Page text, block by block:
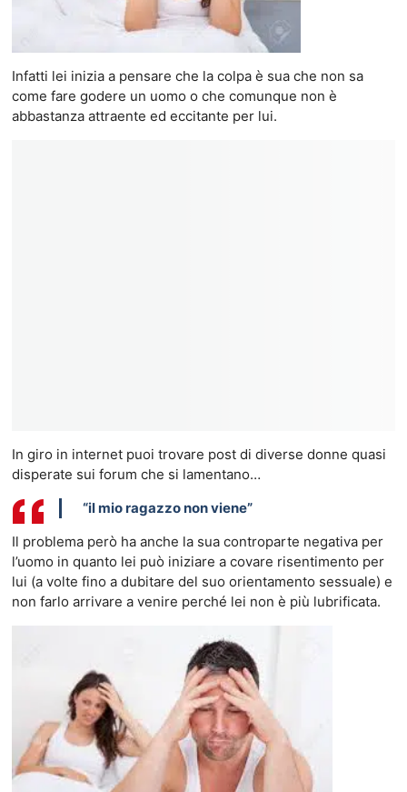
Infatti lei inizia a pensare che la colpa è sua che non sa
come fare godere un uomo o che comunque non è
abbastanza attraente ed eccitante per lui.
In giro in internet puoi trovare post di diverse donne quasi
disperate sui forum che si lamentano…
“il mio ragazzo non viene”
Il problema però ha anche la sua controparte negativa per
l’uomo in quanto lei può iniziare a covare risentimento per
lui (a volte fino a dubitare del suo orientamento sessuale) e
non farlo arrivare a venire perché lei non è più lubrificata.